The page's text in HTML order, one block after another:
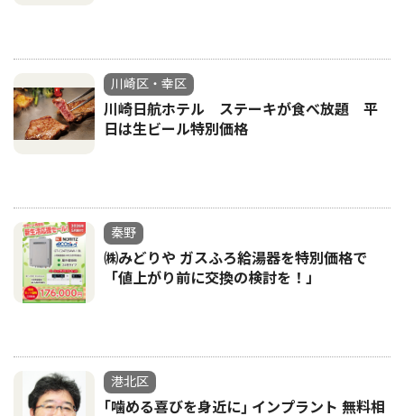
川崎区・幸区
川崎日航ホテル ステーキが食べ放題 平
日は生ビール特別価格
秦野
㈱みどりや ガスふろ給湯器を特別価格で
「値上がり前に交換の検討を！」
港北区
｢噛める喜びを身近に｣ インプラント 無料相